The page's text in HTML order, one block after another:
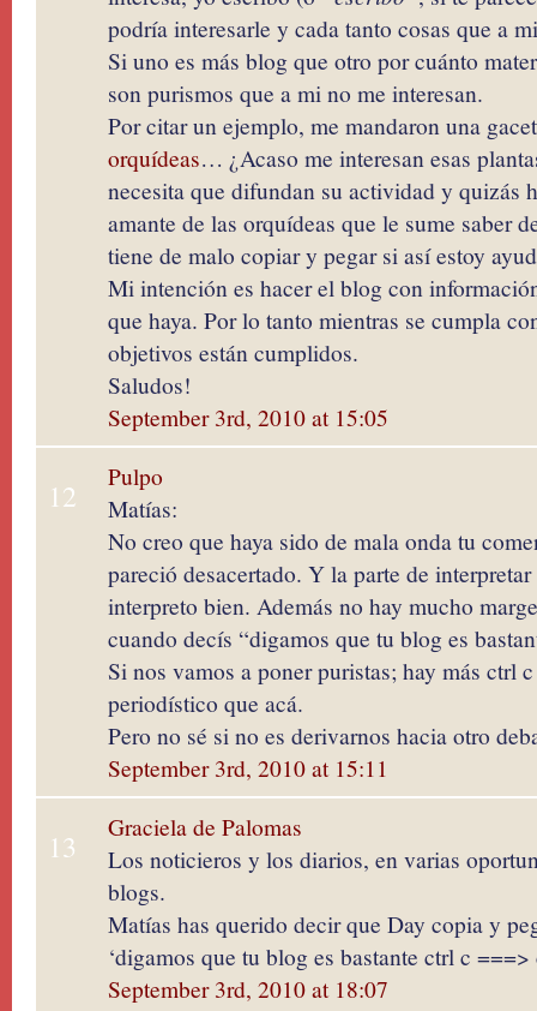
podría interesarle y cada tanto cosas que a
Si uno es más blog que otro por cuánto
son purismos que a mi no me interesan.
Por citar un ejemplo, me mandaron una
orquídeas… ¿Acaso me interesan esas
necesita que difundan su actividad y quizás
amante de las orquídeas que le sume saber
tiene de malo copiar y pegar si así estoy
Mi intención es hacer el blog con
que haya. Por lo tanto mientras se cumpla
objetivos están cumplidos.
Saludos!
September 3rd, 2010 at 15:05
12
Pulpo
Matías:
No creo que haya sido de mala onda tu
pareció desacertado. Y la parte de
interpreto bien. Además no hay mucho
cuando decís “digamos que tu blog es
Si nos vamos a poner puristas; hay más ctrl
periodístico que acá.
Pero no sé si no es derivarnos hacia otro
September 3rd, 2010 at 15:11
13
Graciela de Palomas
Los noticieros y los diarios, en varias
blogs.
Matías has querido decir que Day copia y
‘digamos que tu blog es bastante ctrl c ===>
September 3rd, 2010 at 18:07